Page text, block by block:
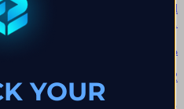
Browse all
هل من الضروري إغلاق جميع
02
متى سيتم معالجة استرداد رسوم
YOUR